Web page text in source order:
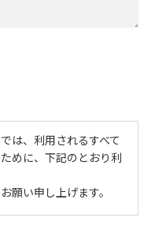
は、利用されるすべて
めに、下記のとおり利
願い申し上げます。